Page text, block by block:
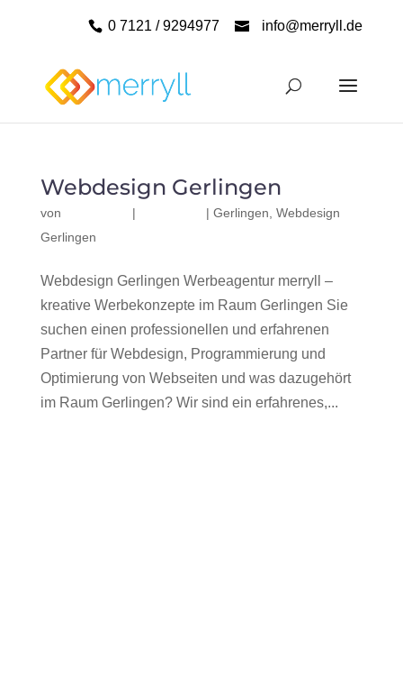
0 7121 / 9294977 info@merryll.de
Webdesign Gerlingen
von | | Gerlingen Webdesign
Gerlingen
Webdesign Gerlingen Werbeagentur merryll –
kreative Werbekonzepte im Raum Gerlingen Sie
suchen einen professionellen und erfahrenen
Partner für Webdesign, Programmierung und
Optimierung von Webseiten und was dazugehört
im Raum Gerlingen? Wir sind ein erfahrenes,...